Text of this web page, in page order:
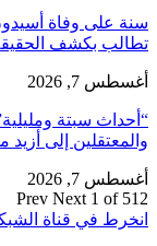
سنة على وفاة
تطالب بكشف
أغسطس 7, 2026
والمعتقلين إلى أزيد من
أغسطس 7, 2026
Prev Next 1 of 512
انخرط في قناة